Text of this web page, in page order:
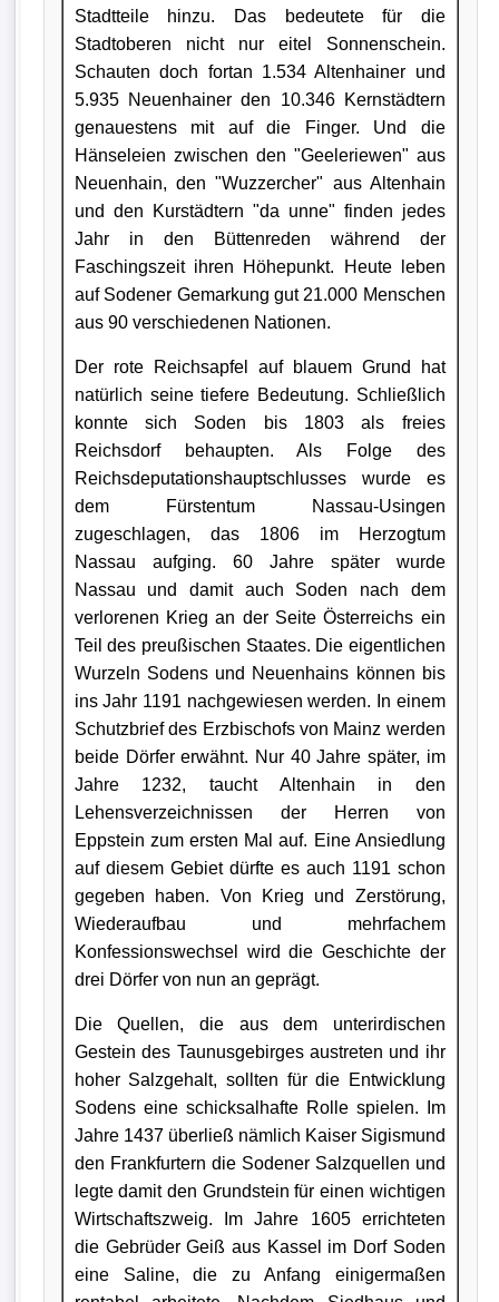
Stadtteile hinzu. Das bedeutete für die
Stadtoberen nicht nur eitel Sonnenschein.
Schauten doch fortan 1.534 Altenhainer und
5.935 Neuenhainer den 10.346 Kernstädtern
genauestens mit auf die Finger. Und die
Hänseleien zwischen den "Geeleriewen" aus
Neuenhain, den "Wuzzercher" aus Altenhain
und den Kurstädtern "da unne" finden jedes
Jahr in den Büttenreden während der
Faschingszeit ihren Höhepunkt. Heute leben
auf Sodener Gemarkung gut 21.000 Menschen
aus 90 verschiedenen Nationen.
Der rote Reichsapfel auf blauem Grund hat
natürlich seine tiefere Bedeutung. Schließlich
konnte sich Soden bis 1803 als freies
Reichsdorf behaupten. Als Folge des
Reichsdeputationshauptschlusses wurde es
dem Fürstentum Nassau-Usingen
zugeschlagen, das 1806 im Herzogtum
Nassau aufging. 60 Jahre später wurde
Nassau und damit auch Soden nach dem
verlorenen Krieg an der Seite Österreichs ein
Teil des preußischen Staates. Die eigentlichen
Wurzeln Sodens und Neuenhains können bis
ins Jahr 1191 nachgewiesen werden. In einem
Schutzbrief des Erzbischofs von Mainz werden
beide Dörfer erwähnt. Nur 40 Jahre später, im
Jahre 1232, taucht Altenhain in den
Lehensverzeichnissen der Herren von
Eppstein zum ersten Mal auf. Eine Ansiedlung
auf diesem Gebiet dürfte es auch 1191 schon
gegeben haben. Von Krieg und Zerstörung,
Wiederaufbau und mehrfachem
Konfessionswechsel wird die Geschichte der
drei Dörfer von nun an geprägt.
Die Quellen, die aus dem unterirdischen
Gestein des Taunusgebirges austreten und ihr
hoher Salzgehalt, sollten für die Entwicklung
Sodens eine schicksalhafte Rolle spielen. Im
Jahre 1437 überließ nämlich Kaiser Sigismund
den Frankfurtern die Sodener Salzquellen und
legte damit den Grundstein für einen wichtigen
Wirtschaftszweig. Im Jahre 1605 errichteten
die Gebrüder Geiß aus Kassel im Dorf Soden
eine Saline, die zu Anfang einigermaßen